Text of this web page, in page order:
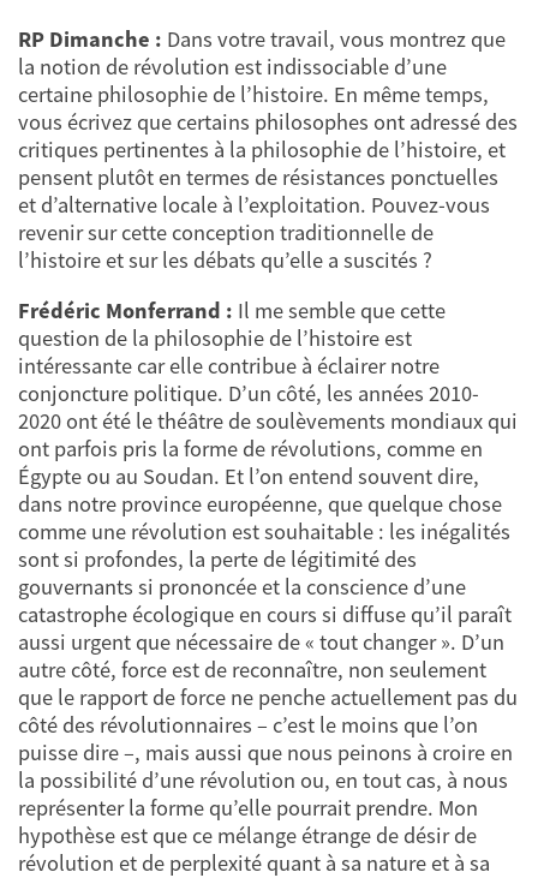
RP Dimanche : Dans votre travail, vous montrez que
la notion de révolution est indissociable d’une
certaine philosophie de l’histoire. En même temps,
vous écrivez que certains philosophes ont adressé des
critiques pertinentes à la philosophie de l’histoire, et
pensent plutôt en termes de résistances ponctuelles
et d’alternative locale à l’exploitation. Pouvez-vous
revenir sur cette conception traditionnelle de
l’histoire et sur les débats qu’elle a suscités ?
Frédéric Monferrand : Il me semble que cette
question de la philosophie de l’histoire est
intéressante car elle contribue à éclairer notre
conjoncture politique. D’un côté, les années 2010-
2020 ont été le théâtre de soulèvements mondiaux qui
ont parfois pris la forme de révolutions, comme en
Égypte ou au Soudan. Et l’on entend souvent dire,
dans notre province européenne, que quelque chose
comme une révolution est souhaitable : les inégalités
sont si profondes, la perte de légitimité des
gouvernants si prononcée et la conscience d’une
catastrophe écologique en cours si diffuse qu’il paraît
aussi urgent que nécessaire de « tout changer ». D’un
autre côté, force est de reconnaître, non seulement
que le rapport de force ne penche actuellement pas du
côté des révolutionnaires – c’est le moins que l’on
puisse dire –, mais aussi que nous peinons à croire en
la possibilité d’une révolution ou, en tout cas, à nous
représenter la forme qu’elle pourrait prendre. Mon
hypothèse est que ce mélange étrange de désir de
révolution et de perplexité quant à sa nature et à sa